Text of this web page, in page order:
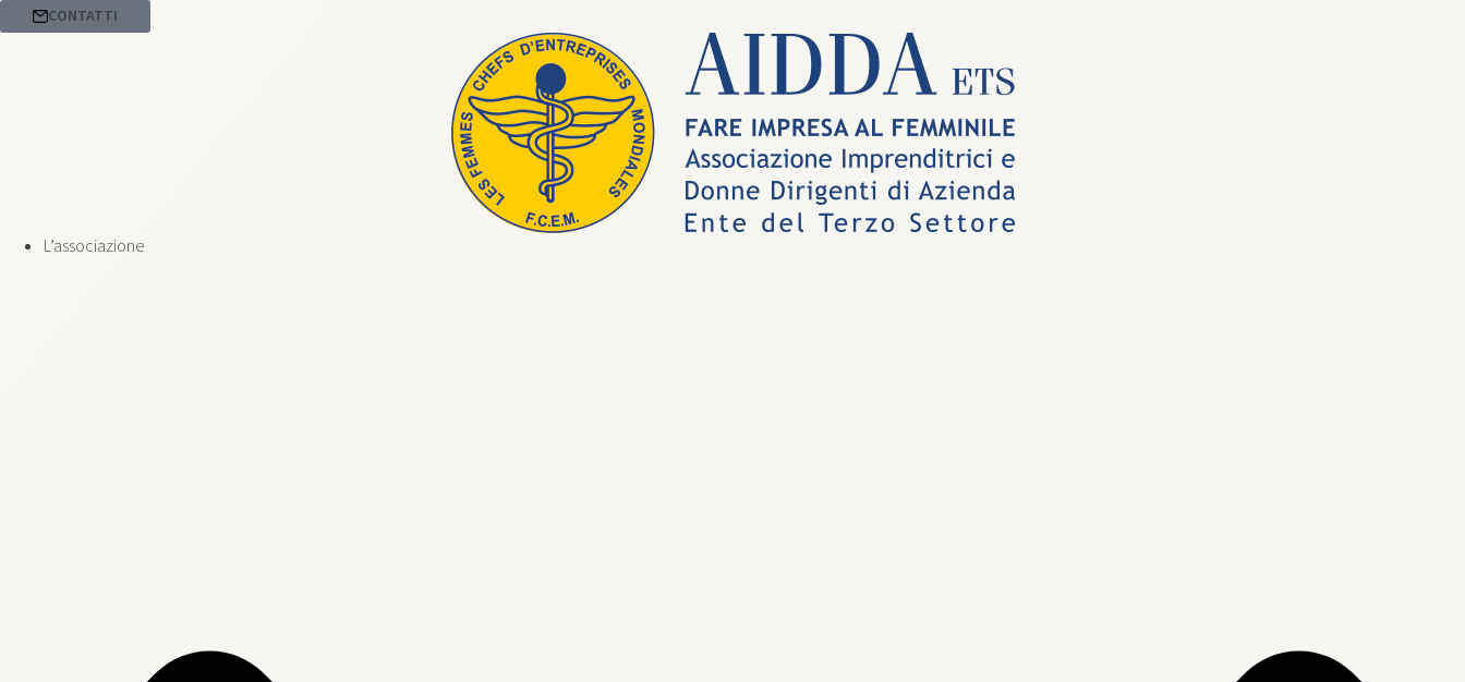
CONTATTI
L’associazione